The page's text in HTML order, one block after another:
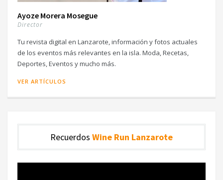
Ayoze Morera Mosegue
Director
Tu revista digital en Lanzarote, información y fotos actuales
de los eventos más relevantes en la isla. Moda, Recetas,
Deportes, Eventos y mucho más.
VER ARTÍCULOS
Recuerdos Wine Run Lanzarote